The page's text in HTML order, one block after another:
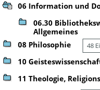
06 Information und
06.30
Allgemeines
08 Philosophie 48
10
11 Theologie,